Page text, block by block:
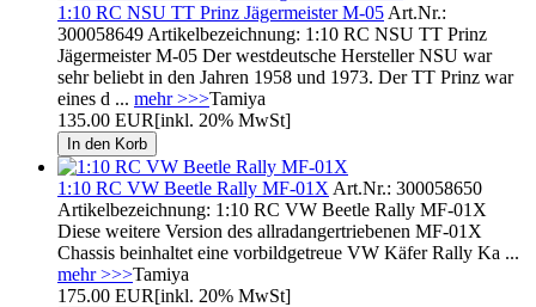
1:10 RC NSU TT Prinz Jägermeister M-05 Art.Nr.:
300058649 Artikelbezeichnung: 1:10 RC NSU TT Prinz
Jägermeister M-05 Der westdeutsche Hersteller NSU war
sehr beliebt in den Jahren 1958 und 1973. Der TT Prinz war
eines d ... mehr >>>Tamiya
135.00 EUR[inkl. 20% MwSt]
1:10 RC VW Beetle Rally MF-01X Art.Nr.: 300058650
Artikelbezeichnung: 1:10 RC VW Beetle Rally MF-01X
Diese weitere Version des allradangertriebenen MF-01X
Chassis beinhaltet eine vorbildgetreue VW Käfer Rally Ka ...
mehr >>>Tamiya
175.00 EUR[inkl. 20% MwSt]